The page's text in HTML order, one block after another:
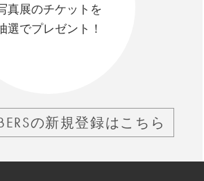
真展のチケットを
選でプレゼント！
の新規登録はこちら